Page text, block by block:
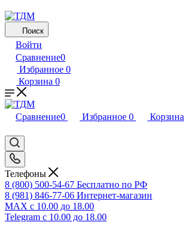
Поиск
Войти
Сравнение0
Избранное 0
Корзина 0
Сравнение0 Избранное 0 Корзина
Телефоны
8 (800) 500-54-67 Бесплатно по РФ
8 (981) 846-77-06 Интернет-магазин
MAX с 10.00 до 18.00
Telegram с 10.00 до 18.00